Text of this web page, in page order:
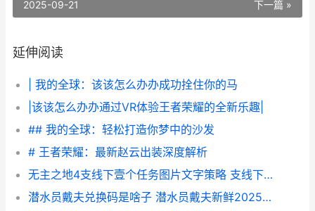
下一篇 »
2025-09-21
延伸阅读
| 我的全球：该该怎么办办成功拴住你的马
|该该怎么办办通过VR体验王者荣耀的全新乐趣|
## 我的全球：轻松打造你梦中的沙发
# 王者荣耀：最新赵云出装深度解析
无主之地4支线下壹个任务图片文字策略 支线下壹个任务如何做 无主之地4支线任务
潜水员戴夫兑换码是啥子 潜水员戴夫新鲜2025兑换码同享 潜水员戴夫兑换吗